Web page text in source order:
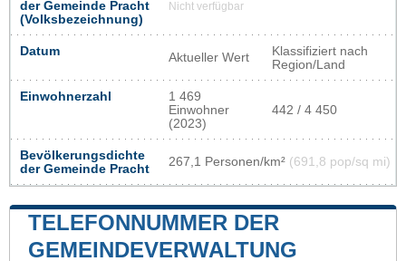
der Gemeinde Pracht
(Volksbezeichnung)
Nicht verfügbar
Datum Aktueller Wert
Klassifiziert nach
Region/Land
Einwohnerzahl
1 469
Einwohner
(2023)
442 / 4 450
Bevölkerungsdichte
der Gemeinde Pracht
267,1 Personen/km² (691,8 pop/sq mi)
TELEFONNUMMER DER
GEMEINDEVERWALTUNG